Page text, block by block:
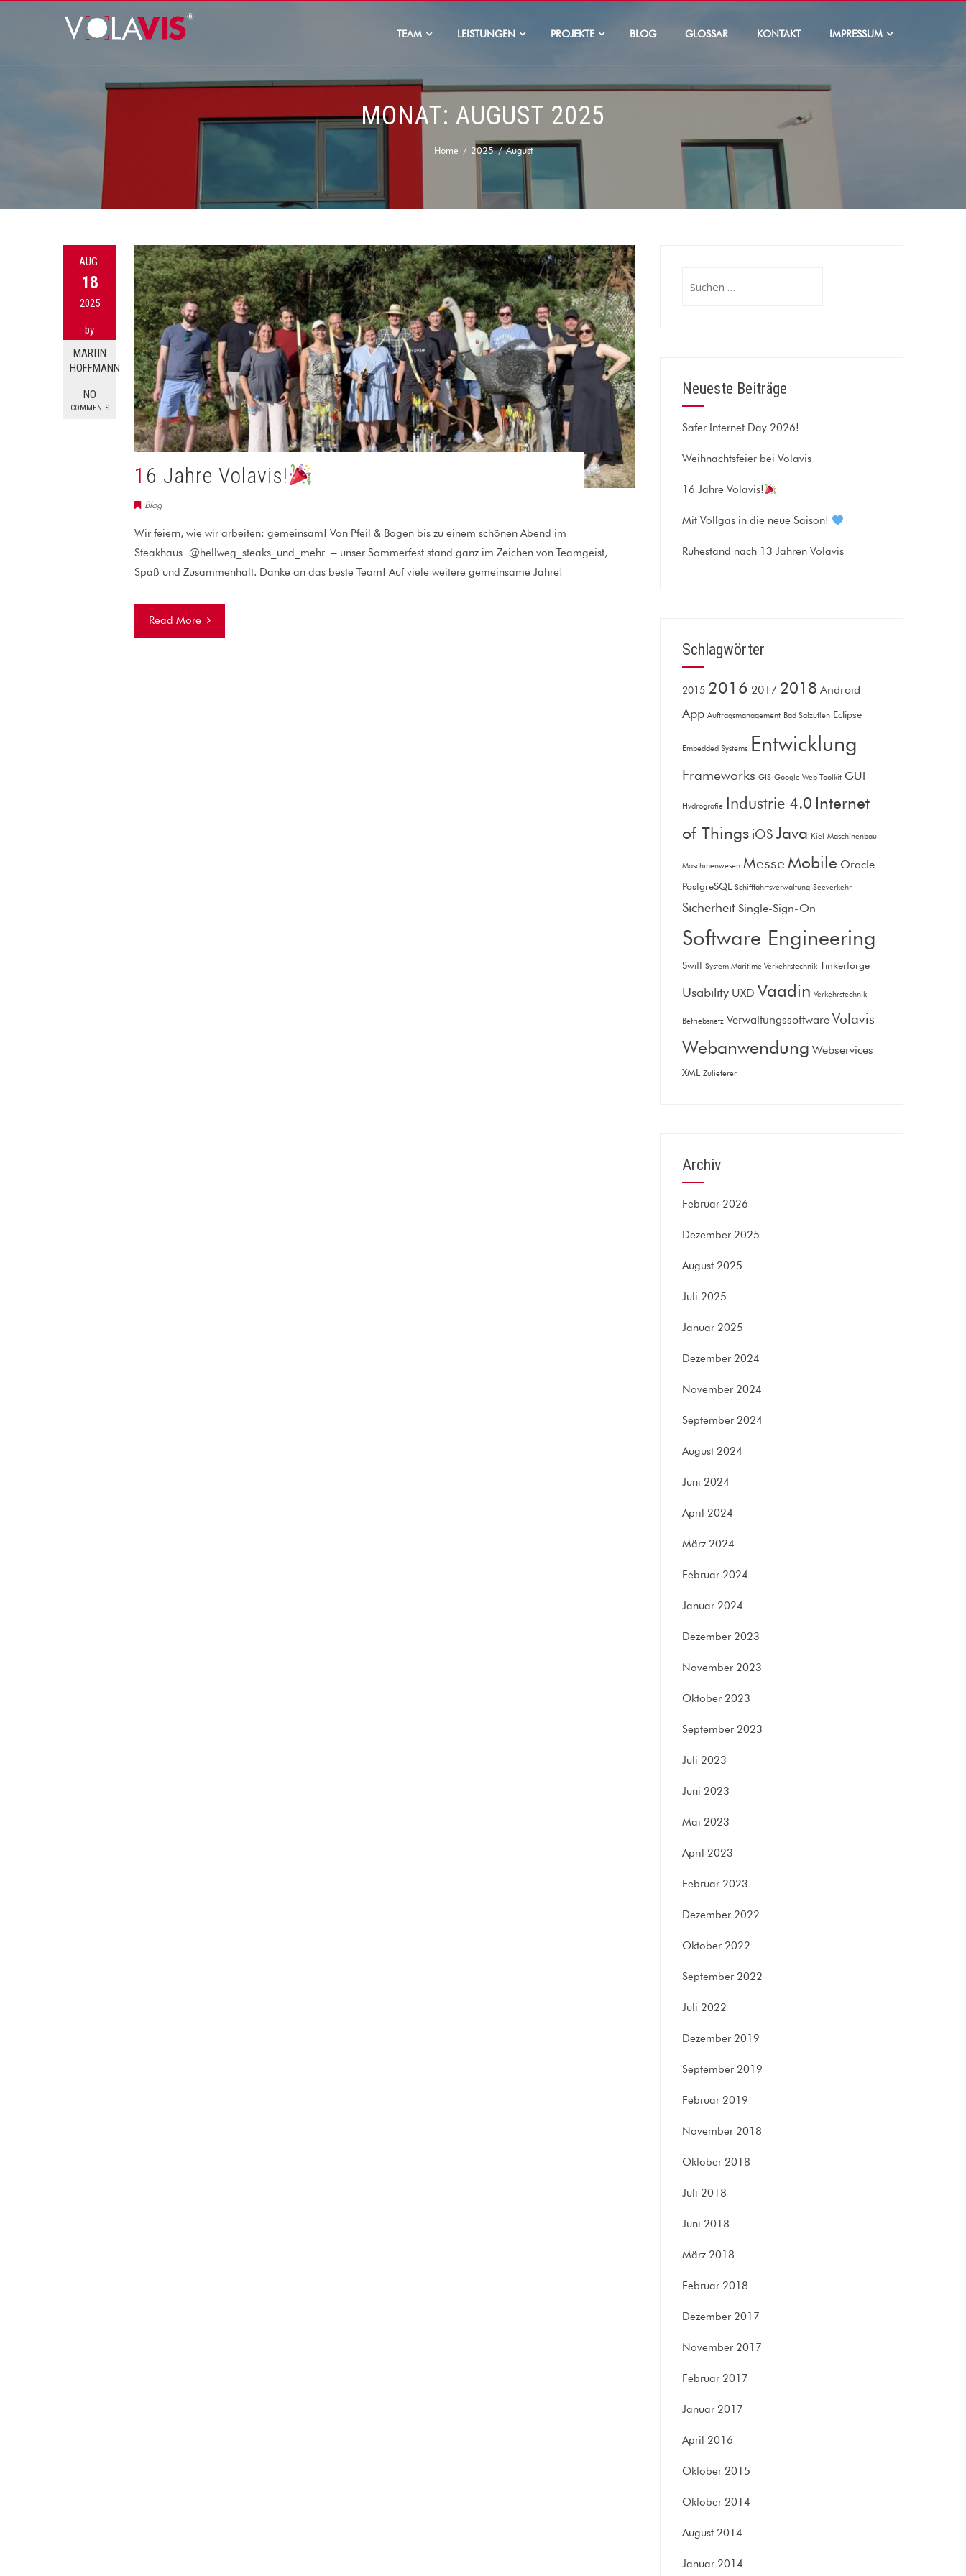
TEAM LEISTUNGEN PROJEKTE BLOG GLOSSAR KONTAKT IMPRESSUM
MONAT: AUGUST 2025
Home 2025 August
AUG.
18
2025
by
MARTIN
HOFFMANN
NO
COMMENTS
16 Jahre Volavis!
Blog
Wir feiern, wie wir arbeiten: gemeinsam! Von Pfeil & Bogen bis zu einem schönen Abend im
Steakhaus @hellweg_steaks_und_mehr – unser Sommerfest stand ganz im Zeichen von Teamgeist,
Spaß und Zusammenhalt. Danke an das beste Team! Auf viele weitere gemeinsame Jahre!
Read More
nach:
Neueste Beiträge
Safer Internet Day 2026!
Weihnachtsfeier bei Volavis
16 Jahre Volavis!
Mit Vollgas in die neue Saison!
Ruhestand nach 13 Jahren Volavis
Schlagwörter
2015 2016 2017 2018 Android
App Auftragsmanagement Bad Salzuflen Eclipse
Embedded Systems Entwicklung
Frameworks GIS Google Web Toolkit GUI
Hydrografie Industrie 4.0 Internet
of Things iOS Java Kiel Maschinenbau
Maschinenwesen Messe Mobile Oracle
PostgreSQL Schifffahrtsverwaltung Seeverkehr
Sicherheit Single-Sign-On
Software Engineering
Swift System Maritime Verkehrstechnik Tinkerforge
Usability UXD Vaadin Verkehrstechnik
Betriebsnetz Verwaltungssoftware Volavis
Webanwendung Webservices
XML Zulieferer
Archiv
Februar 2026
Dezember 2025
August 2025
Juli 2025
Januar 2025
Dezember 2024
November 2024
September 2024
August 2024
Juni 2024
April 2024
März 2024
Februar 2024
Januar 2024
Dezember 2023
November 2023
Oktober 2023
September 2023
Juli 2023
Juni 2023
Mai 2023
April 2023
Februar 2023
Dezember 2022
Oktober 2022
September 2022
Juli 2022
Dezember 2019
September 2019
Februar 2019
November 2018
Oktober 2018
Juli 2018
Juni 2018
März 2018
Februar 2018
Dezember 2017
November 2017
Februar 2017
Januar 2017
April 2016
Oktober 2015
Oktober 2014
August 2014
Januar 2014